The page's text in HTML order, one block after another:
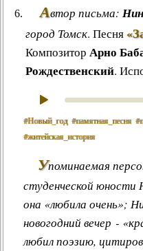
Автор письма:
город Томск. Песня
Композитор Арно
Рождественский.
#Новый_год #памятная_песня
#житейская_история
Упоминаемая
студенческой
она «любила очень»;
новогодний вечер -
любил поэзию,